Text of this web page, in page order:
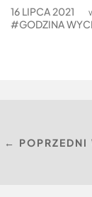
16 LIPCA 2021
GODZINA
← POPRZEDNI